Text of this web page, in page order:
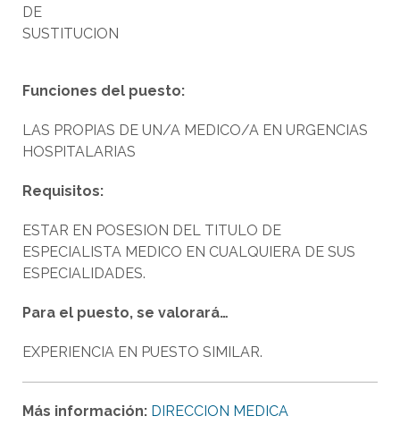
DE
SUSTITUCION
Funciones del puesto:
LAS PROPIAS DE UN/A MEDICO/A EN URGENCIAS
HOSPITALARIAS
Requisitos:
ESTAR EN POSESION DEL TITULO DE
ESPECIALISTA MEDICO EN CUALQUIERA DE SUS
ESPECIALIDADES.
Para el puesto, se valorará…
EXPERIENCIA EN PUESTO SIMILAR.
Más información: DIRECCION MEDICA